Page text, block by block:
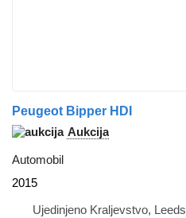
Peugeot Bipper HDI
Aukcija
Automobil
2015
Ujedinjeno Kraljevstvo, Leeds